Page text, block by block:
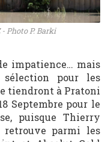
Photo P. Barki
impatience… mais
pour les
tiendront à Pratoni
Septembre pour le
puisque Thierry
retrouve parmi les